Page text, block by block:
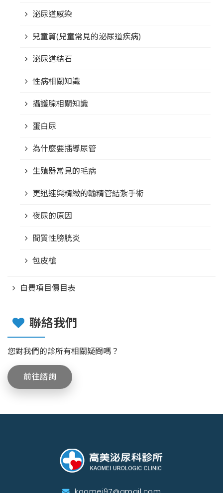
泌尿道感染
兒童篇(兒童常見的泌尿道疾病)
泌尿道結石
性病相關知識
攝護腺相關知識
蛋白尿
為什麼要插導尿管
生殖器常見的毛病
更迅速與精緻的輸精管結紮手術
夜尿的原因
間質性膀胱炎
包皮槍
自費項目價目表
聯絡我們
您對我們的診所有相關疑問嗎？
前往諮詢